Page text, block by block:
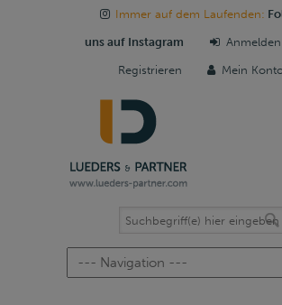
Immer auf dem Laufenden:
uns auf Instagram Anmelden
Registrieren Mein
Navigation